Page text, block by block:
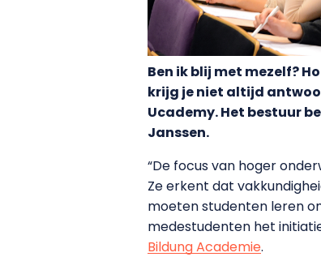
Ben ik blij met mezelf?
krijg je niet altijd
Ucademy. Het bestuur
Janssen.
“De focus van hoger
Ze erkent dat
moeten studenten leren
medestudenten het
Bildung Academie.